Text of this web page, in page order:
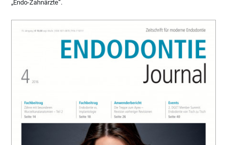
„Endo-Zahnärzte“.